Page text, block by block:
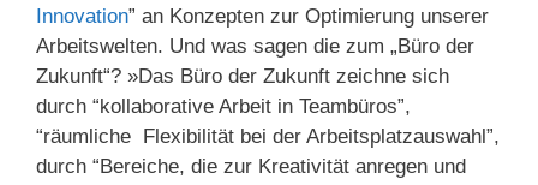
Innovation” an Konzepten zur Optimierung unserer
Arbeitswelten. Und was sagen die zum „Büro der
Zukunft“? »Das Büro der Zukunft zeichne sich
durch “kollaborative Arbeit in Teambüros”,
“räumliche Flexibilität bei der Arbeitsplatzauswahl”,
durch “Bereiche, die zur Kreativität anregen und